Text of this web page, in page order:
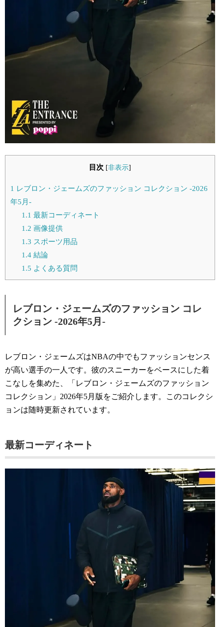
目次 [非表示]
1 レブロン・ジェームズのファッション コレクション -2026
年5月-
1.1 最新コーディネート
1.2 画像提供
1.3 スポーツ用品
1.4結論
1.5 よくある質問
レブロン・ジェームズのファッション コレ
クション -2026年5月-
レブロン・ジェームズはNBAの中でもファッションセンス
が高い選手の一人です。彼のスニーカーをベースにした着
こなしを集めた、「レブロン・ジェームズのファッション
コレクション」2026年5月版をご紹介します。このコレクシ
ョンは随時更新されています。
最新コーディネート